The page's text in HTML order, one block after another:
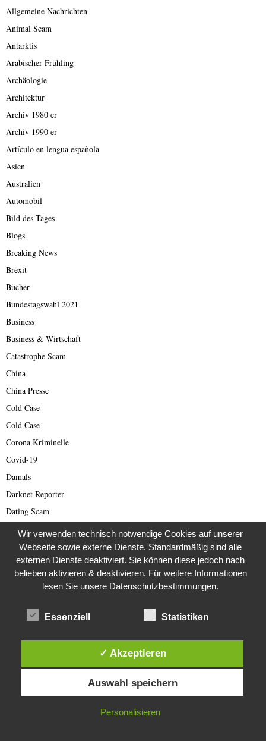
Allgemeine Nachrichten
Animal Scam
Antarktis
Arabischer Frühling
Archäologie
Architektur
Archiv 1980 er
Archiv 1990 er
Artículo en lengua española
Asien
Australien
Automobil
Bild des Tages
Blogs
Breaking News
Brexit
Bücher
Bundestagswahl 2021
Business
Business & Wirtschaft
Catastrophe Scam
China
China Presse
Cold Case
Cold Case
Corona Kriminelle
Covid-19
Damals
Darknet Reporter
Dating Scam
DDR
Der Darknetreporter
Deutsche Politik
Deutschland
Die Stem van die Apartheid
Energie
Diese Website verwendet Cookies. Durch die weitere Nutzung dieser
Website stimmst du der Verwendung von Cookies zu.
IN ORDNUNG
Wir verwenden technisch notwendige Cookies auf unserer
Webseite sowie externe Dienste. Standardmäßig sind alle
externen Dienste deaktiviert. Sie können diese jedoch nach
belieben aktivieren & deaktivieren. Für weitere Informationen
lesen Sie unsere Datenschutzbestimmungen.
Essenziell Statistiken
✓ Akzeptieren
Auswahl speichern
Personalisieren